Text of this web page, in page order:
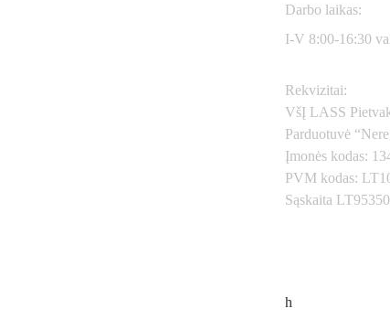
Darbo laikas:
I-V 8:00-16:30
Rekvizitai:
VšĮ LASS
Parduotuvė
Įmonės kodas:
PVM kodas:
Sąskaita
h